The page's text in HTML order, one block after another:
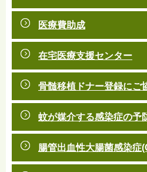
医療費助成
在宅医療支援センター
骨髄移植ドナー登録にご
蚊が媒介する感染症の予
腸管出血性大腸菌感染症